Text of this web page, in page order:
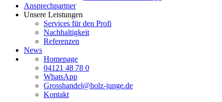
Ansprechpartner
Unsere Leistungen
Services für den Profi
Nachhaltigkeit
Referenzen
News
Homepage
04121 48 78 0
WhatsApp
Grosshandel@holz-junge.de
Kontakt